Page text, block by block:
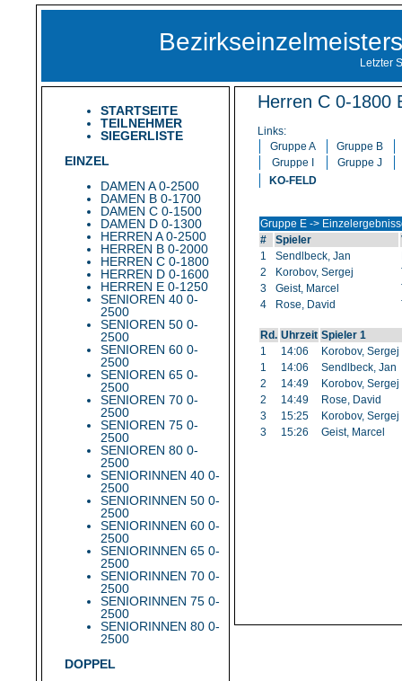
Letzter
STARTSEITE
TEILNEHMER
SIEGERLISTE
EINZEL
DAMEN A 0-2500
DAMEN B 0-1700
DAMEN C 0-1500
DAMEN D 0-1300
HERREN A 0-2500
HERREN B 0-2000
HERREN C 0-1800
HERREN D 0-1600
HERREN E 0-1250
SENIOREN 40 0-
2500
SENIOREN 50 0-
2500
SENIOREN 60 0-
2500
SENIOREN 65 0-
2500
SENIOREN 70 0-
2500
SENIOREN 75 0-
2500
SENIOREN 80 0-
2500
SENIORINNEN 40 0-
2500
SENIORINNEN 50 0-
2500
SENIORINNEN 60 0-
2500
SENIORINNEN 65 0-
2500
SENIORINNEN 70 0-
2500
SENIORINNEN 75 0-
2500
SENIORINNEN 80 0-
2500
DOPPEL
Herren C 0-1800
Links:
Gruppe A
Gruppe B
Gruppe I
Gruppe J
KO-FELD
Gruppe E ->
#
Spieler
1
Sendlbeck, Jan
2
Korobov, Sergej
3
Geist, Marcel
4
Rose, David
Rd. Uhrzeit Spieler 1
1
14:06
Korobov, Sergej
1
14:06
Sendlbeck, Jan
2
14:49
Korobov, Sergej
2
14:49
Rose, David
3
15:25
Korobov, Sergej
3
15:26 Geist, Marcel